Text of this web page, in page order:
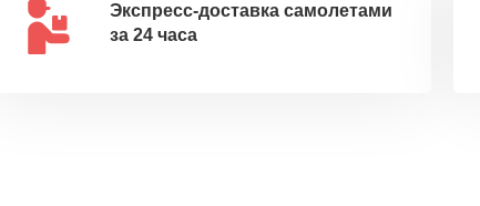
Экспресс-доставка самолетами
за 24 часа